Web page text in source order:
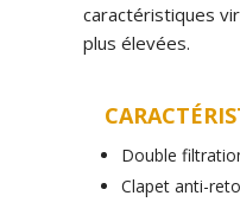
caractéristiques
plus élevées.
Double
Clapet anti-